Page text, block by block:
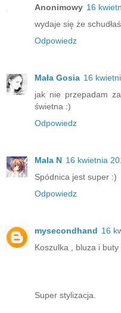
Anonimowy 16
wydaje się że
Odpowiedz
Mała Gosia 16
jak nie przepadam
świetna :)
Odpowiedz
Mala N 16 kwietnia
Spódnica jest super :)
Odpowiedz
mysecondhand 16
Koszulka , bluza i
Super stylizacja.